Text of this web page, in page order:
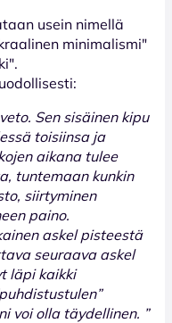
usein nimellä
minimalismi"
Sen sisäinen kipu
toisiinsa ja
aikana tulee
tuntemaan kunkin
siirtyminen
paino.
askel pisteestä
seuraava askel
läpi kaikki
voi olla täydellinen. ”